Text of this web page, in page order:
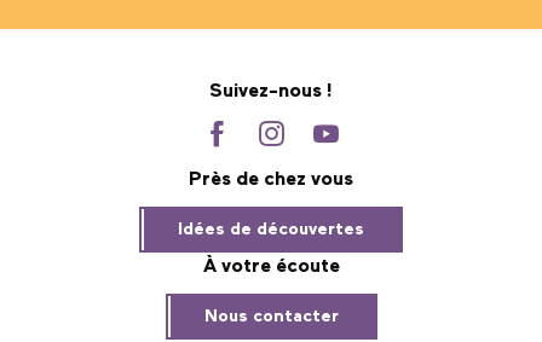
Suivez-nous !
Près de chez vous
Idées de découvertes
À votre écoute
Nous contacter